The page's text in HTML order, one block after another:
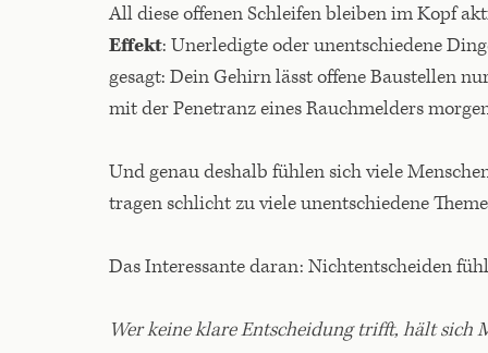
All diese offenen Schleifen bleiben im Kopf
Effekt: Unerledigte oder unentschiedene
gesagt: Dein Gehirn lässt offene Baustellen
mit der Penetranz eines Rauchmelders
Und genau deshalb fühlen sich viele
tragen schlicht zu viele unentschiedene
Das Interessante daran: Nichtentscheiden
Wer keine klare Entscheidung trifft, hält sich